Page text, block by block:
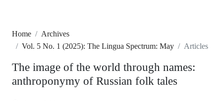
Home
Archives
Vol. 5 No. 1 (2025): The Lingua Spectrum: May
Articles
The image of the world through names:
anthroponymy of Russian folk tales